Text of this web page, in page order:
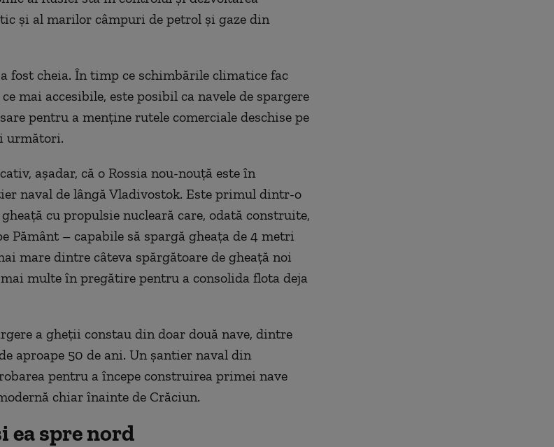
și al marilor câmpuri de petrol și gaze din
fost cheia. În timp ce schimbările climatice fac
mai accesibile, este posibil ca navele de spargere
pentru a menține rutele comerciale deschise pe
următori.
așadar, că o Rossia nou-nouță este în
naval de lângă Vladivostok. Este primul dintr-o
cu propulsie nucleară care, odată construite,
Pământ – capabile să spargă gheața de 4 metri
mare dintre câteva spărgătoare de gheață noi
multe în pregătire pentru a consolida flota deja
a gheții constau din doar două nave, dintre
aproape 50 de ani. Un șantier naval din
pentru a începe construirea primei nave
chiar înainte de Crăciun.
ea spre nord